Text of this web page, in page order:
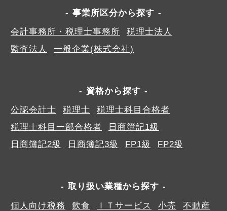
事業所区分から探す
会計事務所・税理士事務所
税理士法人
監査法人
一般企業(株式会社)
資格から探す
公認会計士
税理士
税理士科目合格者
税理士科目一部合格者
日商簿記1級
日商簿記2級
日商簿記3級 FP1級 FP2級
取り扱い業種から探す
個人向け税務
飲食 ＩＴサービス 小売
不動産